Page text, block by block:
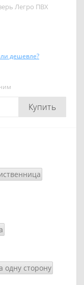
Легро ПВХ
дешевле?
Купить
одну сторону